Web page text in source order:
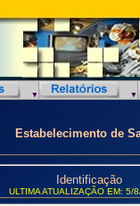
Estabelecimento de
Identificação
ULTIMA ATUALIZAÇÃO EM: